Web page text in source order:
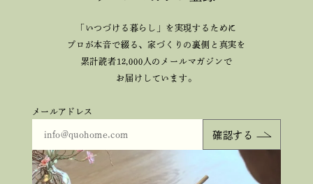
「いつづける暮らし」を実現するために
プロが本音で綴る、家づくりの裏側と真実を
累計読者12,000人のメールマガジンで
お届けしています。
メールアドレス